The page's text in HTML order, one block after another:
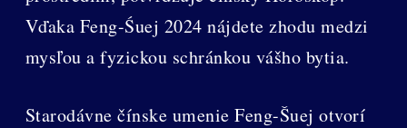
Vďaka Feng-Śuej 2024 nájdete zhodu medzi
mysľou a fyzickou schránkou vášho bytia.
Starodávne čínske umenie Feng-Šuej otvorí